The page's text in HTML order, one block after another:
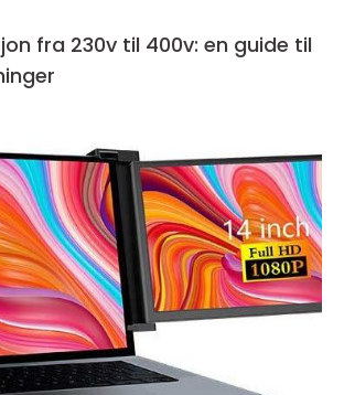
fra 230v til 400v: en guide til